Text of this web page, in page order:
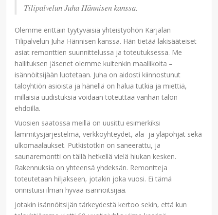
Tilipalvelun Juha Hännisen kanssa.
Olemme erittäin tyytyväisiä yhteistyöhön Karjalan
Tilipalvelun Juha Hännisen kanssa. Hän tietää lakisääteiset
asiat remonttien suunnittelussa ja toteutuksessa. Me
hallituksen jäsenet olemme kuitenkin maallikoita –
isännöitsijään luotetaan. Juha on aidosti kiinnostunut
taloyhtiön asioista ja hänellä on halua tutkia ja miettiä,
millaisia uudistuksia voidaan toteuttaa vanhan talon
ehdoilla.
Vuosien saatossa meillä on uusittu esimerkiksi
lämmitysjärjestelmä, verkkoyhteydet, ala- ja yläpohjat sekä
ulkomaalaukset. Putkistotkin on saneerattu, ja
saunaremontti on tällä hetkellä vielä hiukan kesken.
Rakennuksia on yhteensä yhdeksän. Remontteja
toteutetaan hiljakseen, jotakin joka vuosi. Ei tämä
onnistuisi ilman hyvää isännöitsijää.
Jotakin isännöitsijän tärkeydestä kertoo sekin, että kun